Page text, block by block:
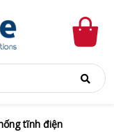
tĩnh điện